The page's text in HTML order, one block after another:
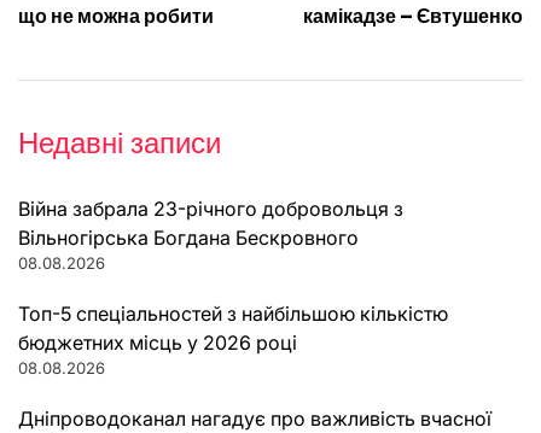
що не можна робити
камікадзе – Євтушенко
Недавні записи
Війна забрала 23-річного добровольця з
Вільногірська Богдана Бескровного
08.08.2026
Топ-5 спеціальностей з найбільшою кількістю
бюджетних місць у 2026 році
08.08.2026
Дніпроводоканал нагадує про важливість вчасної